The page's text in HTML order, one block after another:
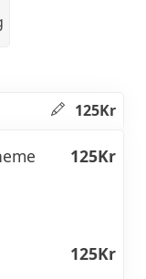
125Kr
125Kr
125Kr